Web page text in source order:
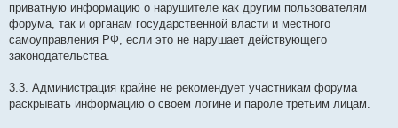
приватную информацию о нарушителе как другим пользователям
форума, так и органам государственной власти и местного
самоуправления РФ, если это не нарушает действующего
законодательства.
3.3. Администрация крайне не рекомендует участникам форума
раскрывать информацию о своем логине и пароле третьим лицам.